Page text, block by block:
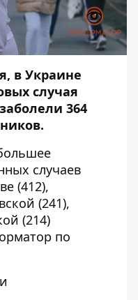
в Украине
случая
364
случаев
(412),
(241),
(214)
по